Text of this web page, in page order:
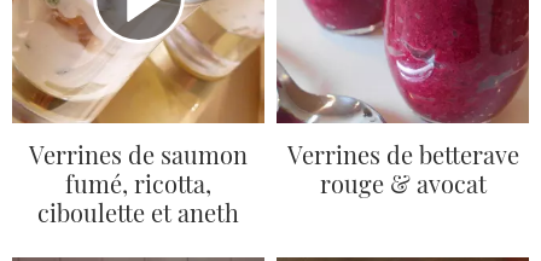
Verrines de saumon
fumé, ricotta,
ciboulette et aneth
Verrines de betterave
rouge & avocat